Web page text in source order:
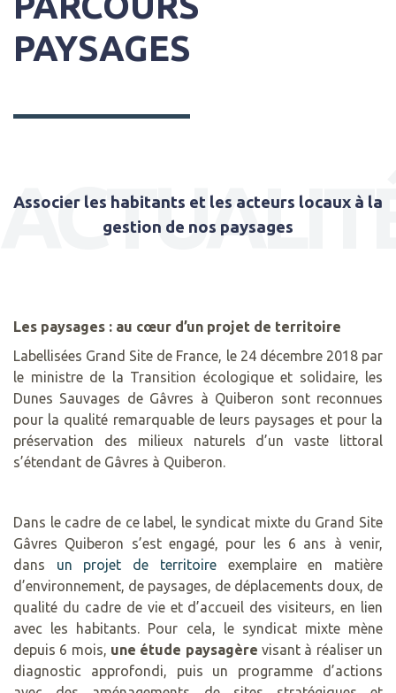
PAYSAGES
Associer les habitants et les acteurs locaux à la
gestion de nos paysages
Les paysages : au cœur d’un projet de territoire
Labellisées Grand Site de France, le 24 décembre 2018 par
le ministre de la Transition écologique et solidaire, les
Dunes Sauvages de Gâvres à Quiberon sont reconnues
pour la qualité remarquable de leurs paysages et pour la
préservation des milieux naturels d’un vaste littoral
s’étendant de Gâvres à Quiberon.
Dans le cadre de ce label, le syndicat mixte du Grand Site
Gâvres Quiberon s’est engagé, pour les 6 ans à venir,
dans un projet de territoireexemplaire en matière
d’environnement, de paysages, de déplacements doux, de
qualité du cadre de vie et d’accueil des visiteurs, en lien
avec les habitants. Pour cela, le syndicat mixte mène
depuis 6 mois, une étude paysagère visant à réaliser un
diagnostic approfondi, puis un programme d’actions